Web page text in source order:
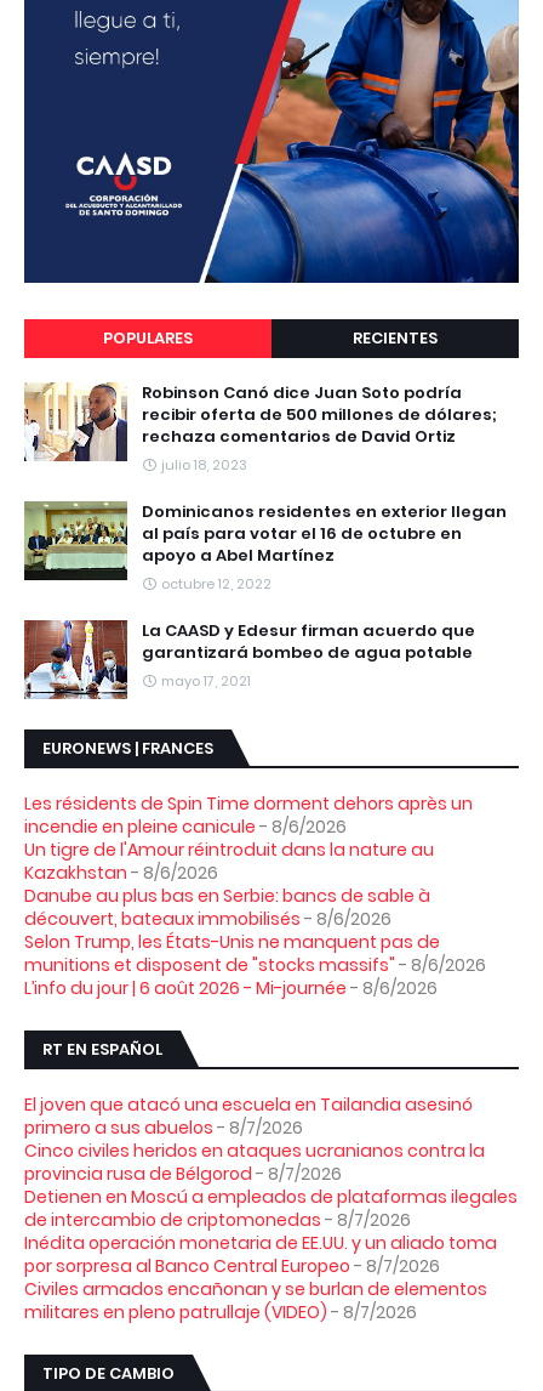
POPULARES RECIENTES
Robinson Canó dice Juan Soto podría
recibir oferta de 500 millones de dólares;
rechaza comentarios de David Ortiz
julio 18, 2023
Dominicanos residentes en exterior llegan
al país para votar el 16 de octubre en
apoyo a Abel Martínez
octubre 12, 2022
La CAASD y Edesur firman acuerdo que
garantizará bombeo de agua potable
mayo 17, 2021
EURONEWS | FRANCES
Les résidents de Spin Time dorment dehors après un
incendie en pleine canicule - 8/6/2026
Un tigre de l'Amour réintroduit dans la nature au
Kazakhstan - 8/6/2026
Danube au plus bas en Serbie: bancs de sable à
découvert, bateaux immobilisés - 8/6/2026
Selon Trump, les États-Unis ne manquent pas de
munitions et disposent de "stocks massifs" - 8/6/2026
L’info du jour | 6 août 2026 - Mi-journée - 8/6/2026
RT EN ESPAÑOL
El joven que atacó una escuela en Tailandia asesinó
primero a sus abuelos - 8/7/2026
Cinco civiles heridos en ataques ucranianos contra la
provincia rusa de Bélgorod - 8/7/2026
Detienen en Moscú a empleados de plataformas ilegales
de intercambio de criptomonedas - 8/7/2026
Inédita operación monetaria de EE.UU. y un aliado toma
por sorpresa al Banco Central Europeo - 8/7/2026
Civiles armados encañonan y se burlan de elementos
militares en pleno patrullaje (VIDEO) - 8/7/2026
TIPO DE CAMBIO